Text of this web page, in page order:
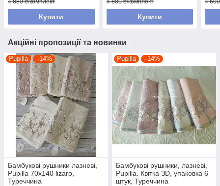
4 880 ₴/комплект
Купити
4 880 ₴/комплект
Купити
4
Акційні пропозиції та новинки
Pupilla –14%
Бамбукові рушники лазневі,
Pupilla 70х140 lizaro,
Туреччина
Pupilla –14%
Бамбукові рушники, лазневі,
Pupilla. Квітка ЗD, упаковка 6
штук, Туреччина